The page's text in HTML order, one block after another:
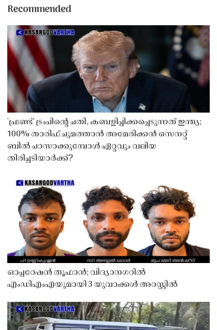
Recommended
'ഫ്രണ്ട്' ട്രംപിന്റെ ചതി, കബളിപ്പിക്കപ്പെടുന്നത് ഇന്ത്യ;
100% താരിഫ് ചുമത്താൻ അമേരിക്കൻ സെനറ്റ്
ബിൽ പാസാക്കുമ്പോൾ ഏറ്റവും വലിയ
തിരിച്ചടിയാർക്ക്?
ഓപ്പറേഷൻ തൂഫാൻ; വിദ്യാനഗറിൽ
എംഡിഎംഎയുമായി 3 യുവാക്കൾ അറസ്റ്റിൽ